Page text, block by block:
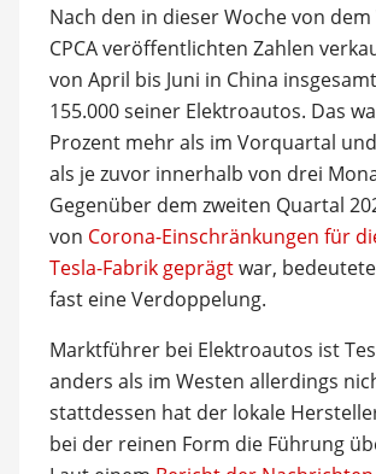
Nach den in dieser Woche von
CPCA veröffentlichten Zahlen
von April bis Juni in China
155.000 seiner Elektroautos. Das
Prozent mehr als im Vorquartal
als je zuvor innerhalb von drei
Gegenüber dem zweiten Quartal
von Corona-Einschränkungen für
Tesla-Fabrik geprägtwar,
fast eine Verdoppelung.
Marktführer bei Elektroautos ist
anders als im Westen allerdings
stattdessen hat der lokale
bei der reinen Form die Führung